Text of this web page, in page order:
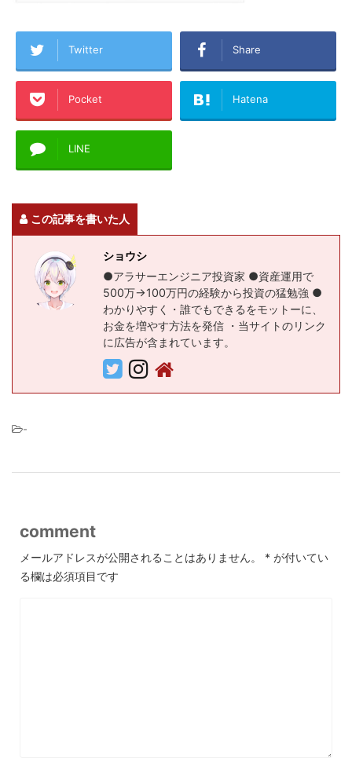
Twitter Share
Pocket Hatena
LINE
この記事を書いた人
ショウシ
●アラサーエンジニア投資家 ●資産運用で
500万→100万円の経験から投資の猛勉強 ●
わかりやすく・誰でもできるをモットーに、
お金を増やす方法を発信 ・当サイトのリンク
に広告が含まれています。
-
comment
メールアドレスが公開されることはありません。 * が付いてい
る欄は必須項目です